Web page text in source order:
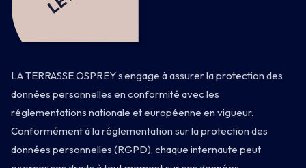
LA TERRASSE OSPREY s’engage à assurer la protection des
données personnelles en conformité avec les
réglementations nationale et européenne en vigueur.
Conformément à la réglementation sur la protection des
données personnelles (RGPD), chaque internaute peut